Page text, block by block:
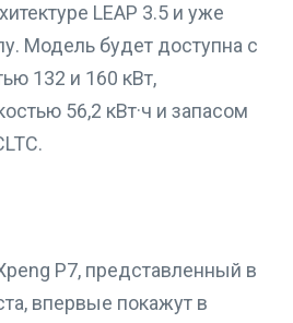
LEAP 3.5 и уже
Модель будет доступна с
132 и 160 кВт,
56,2 кВт·ч и запасом
P7, представленный в
впервые покажут в